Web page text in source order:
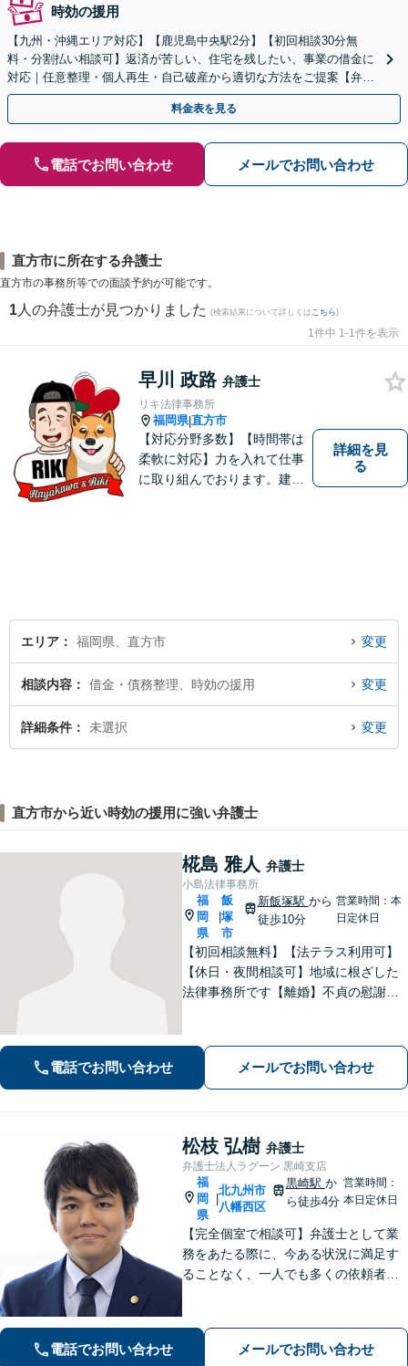
時効の援用
【九州・沖縄エリア対応】【鹿児島中央駅2分】【初回相談30分無
料・分割払い相談可】返済が苦しい、住宅を残したい、事業の借金に
対応｜任意整理・個人再生・自己破産から適切な方法をご提案【弁護
士歴10年以上】
料金表を見る
電話でお問い合わせ メールでお問い合わせ
直方市に所在する弁護士
直方市の事務所等での面談予約が可能です。
1 人の弁護士が見つかりました (検索結果について詳しくは こちら)
1件中 1-1件を表示
早川 政路 弁護士
リキ法律事務所
福岡県|直方市
【対応分野多数】【時間帯は
柔軟に対応】力を入れて仕事
に取り組んでおります。建築
詳細を見
る
エリア 福岡県、直方市 変更
相談内容 借金・債務整理、時効の援用 変更
詳細条件 未選択 変更
直方市から近い時効の援用に強い弁護士
椛島 雅人 弁護士
小島法律事務所
福
岡
県
飯
塚
市
新飯塚駅 から
徒歩10分
営業時間：本
日定休日
【初回相談無料】【法テラス利用可】
【休日・夜間相談可】地域に根ざした
法律事務所です【離婚】不貞の慰謝料
害、過失、後遺障害、交渉、訴訟な
ど、解決実績豊富。弁護士特約を利用
できます。
電話でお問い合わせ メールでお問い合わせ
松枝 弘樹 弁護士
弁護士法人ラグーン 黒崎支店
福
岡
県
|
北九州市
八幡西区
黒崎駅 か
ら徒歩4分
営業時間：
本日定休日
【完全個室で相談可】弁護士として業
務をあたる際に、今ある状況に満足す
ることなく、一人でも多くの依頼者の
ての法的な支援を丁寧に行えるよう心
掛け、日々努力を重ねていきます。
電話でお問い合わせ メールでお問い合わせ